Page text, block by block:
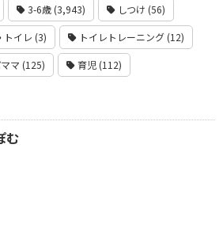
3-6歳 (3,943) しつけ (56)
トイレ (3) トイレトレーニング (12)
マ (125) 育児 (112)
む